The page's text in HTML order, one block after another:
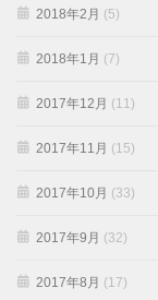
2018年2月 (5)
2018年1月 (7)
2017年12月 (11)
2017年11月 (15)
2017年10月 (33)
2017年9月 (32)
2017年8月 (17)